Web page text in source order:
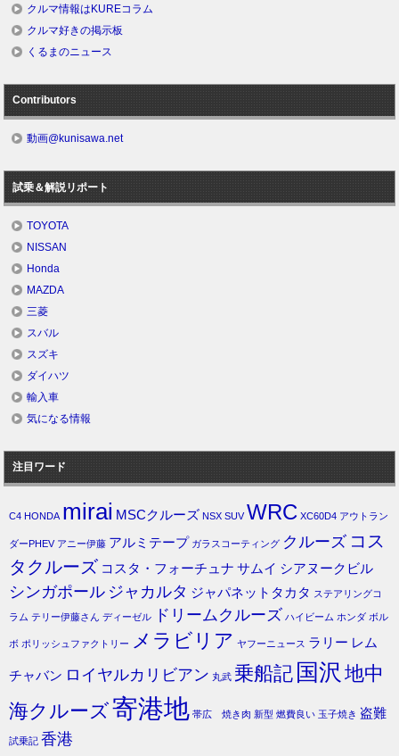
クルマ情報はKUREコラム
クルマ好きの掲示板
くるまのニュース
Contributors
動画@kunisawa.net
試乗＆解説リポート
TOYOTA
NISSAN
Honda
MAZDA
三菱
スバル
スズキ
ダイハツ
輸入車
気になる情報
注目ワード
C4 HONDA mirai MSCクルーズ NSX SUV WRC XC60D4 アウトラン
ダーPHEV アニー伊藤 アルミテープ ガラスコーティング クルーズ コス
タクルーズ コスタ・フォーチュナ サムイ シアヌークビル
シンガポール ジャカルタ ジャパネットタカタ ステアリングコ
ラム テリー伊藤さん ディーゼル ドリームクルーズ ハイビーム ホンダ ボル
ボ ポリッシュファクトリー メラビリア ヤフーニュース ラリー レム
チャバン ロイヤルカリビアン 丸武 乗船記 国沢 地中
海クルーズ寄港地 帯広 焼き肉 新型 燃費良い 玉子焼き 盗難
試乗記 香港